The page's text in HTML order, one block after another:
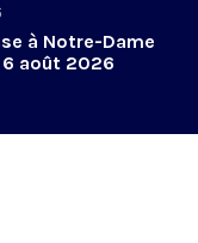
à Notre-Dame
6 août 2026